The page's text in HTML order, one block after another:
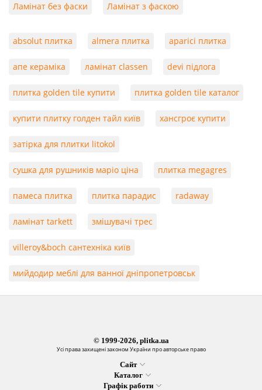
Ламінат без фаски Ламінат з фаскою
absolut плитка almera плитка aparici плитка
апе кераміка ламінат classen devi підлога
плитка golden tile купити плитка golden tile каталог
купити плитку голден тайл київ хансгроє купити
затірка для плитки litokol
сушка для рушників маріо ціна плитка megagres
памеса плитка плитка парадис radaway
ламінат tarkett змішувачі трес
villeroy&boch сантехніка київ
мийдодир меблі для ванної дніпропетровськ
© 1999-2026, plitka.ua
Усі права захищені законом України про авторське право
Сайт
Каталог
Графік работи